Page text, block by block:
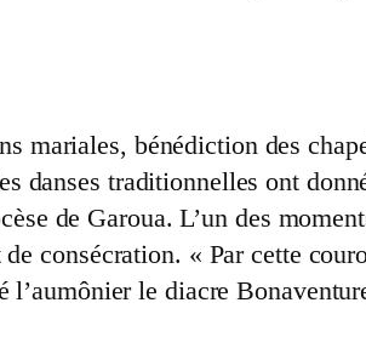
mariales, bénédiction des
danses traditionnelles ont
de Garoua. L’un des
consécration. « Par cette
l’aumônier le diacre